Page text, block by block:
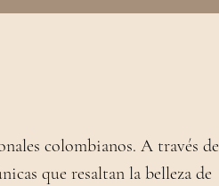
colombianos. A través de
que resaltan la belleza de